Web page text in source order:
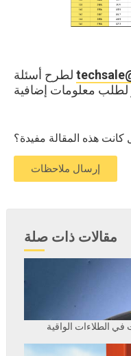
لطرح أسئلة
كانت هذه المقالة مفيدة؟
مقالات ذات صلة
في الطلاءات الواقية